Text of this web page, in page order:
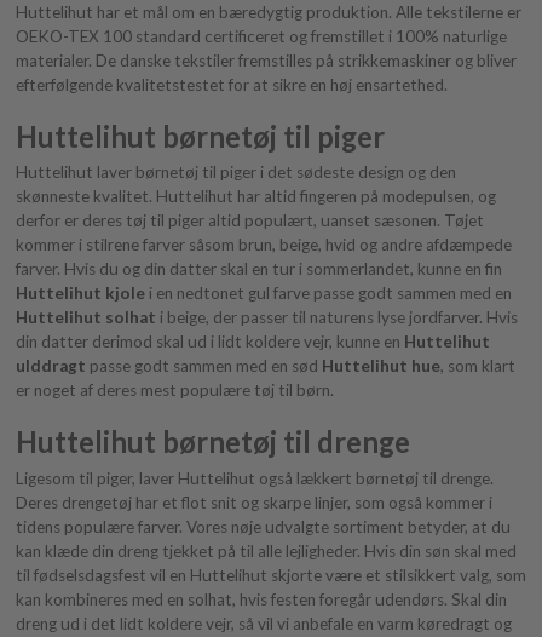
Huttelihut har et mål om en bæredygtig produktion. Alle tekstilerne er
OEKO-TEX 100 standard certificeret og fremstillet i 100% naturlige
materialer. De danske tekstiler fremstilles på strikkemaskiner og bliver
efterfølgende kvalitetstestet for at sikre en høj ensartethed.
Huttelihut børnetøj til piger
Huttelihut laver børnetøj til piger i det sødeste design og den
skønneste kvalitet. Huttelihut har altid fingeren på modepulsen, og
derfor er deres tøj til piger altid populært, uanset sæsonen. Tøjet
kommer i stilrene farver såsom brun, beige, hvid og andre afdæmpede
farver. Hvis du og din datter skal en tur i sommerlandet, kunne en fin
Huttelihut kjolei en nedtonet gul farve passe godt sammen med en
Huttelihut solhat i beige, der passer til naturens lyse jordfarver. Hvis
din datter derimod skal ud i lidt koldere vejr, kunne en Huttelihut
ulddragt passe godt sammen med en sød Huttelihut hue, som klart
er noget af deres mest populære tøj til børn.
Huttelihut børnetøj til drenge
Ligesom til piger, laver Huttelihut også lækkert børnetøj til drenge.
Deres drengetøj har et flot snit og skarpe linjer, som også kommer i
tidens populære farver. Vores nøje udvalgte sortiment betyder, at du
kan klæde din dreng tjekket på til alle lejligheder. Hvis din søn skal med
til fødselsdagsfest vil en Huttelihut skjorte være et stilsikkert valg, som
kan kombineres med en solhat, hvis festen foregår udendørs. Skal din
dreng ud i det lidt koldere vejr, så vil vi anbefale en varm køredragt og